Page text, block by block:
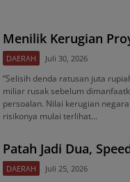
Menilik Kerugian
DAERAH Juli 30, 2026
“Selisih denda ratusan juta
miliar rusak sebelum
persoalan. Nilai kerugian
risikonya mulai terlihat…
Patah Jadi Dua,
DAERAH Juli 25, 2026